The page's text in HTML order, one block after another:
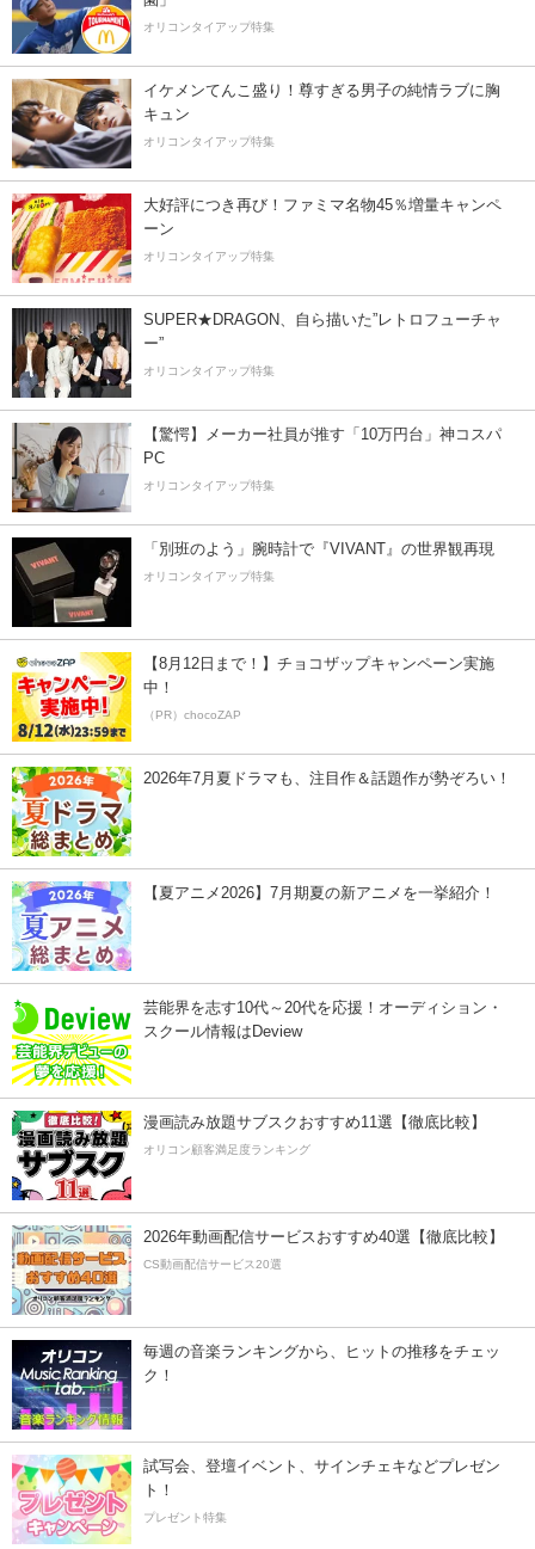
オリコンタイアップ特集
イケメンてんこ盛り！尊すぎる男子の純情ラブに胸
キュン
オリコンタイアップ特集
大好評につき再び！ファミマ名物45％増量キャンペ
ーン
オリコンタイアップ特集
SUPER★DRAGON、自ら描いた”レトロフューチャ
ー”
オリコンタイアップ特集
【驚愕】メーカー社員が推す「10万円台」神コスパ
PC
オリコンタイアップ特集
「別班のよう」腕時計で『VIVANT』の世界観再現
オリコンタイアップ特集
【8月12日まで！】チョコザップキャンペーン実施
中！
（PR）chocoZAP
2026年7月夏ドラマも、注目作＆話題作が勢ぞろい！
【夏アニメ2026】7月期夏の新アニメを一挙紹介！
芸能界を志す10代～20代を応援！オーディション・
スクール情報はDeview
漫画読み放題サブスクおすすめ11選【徹底比較】
オリコン顧客満足度ランキング
2026年動画配信サービスおすすめ40選【徹底比較】
CS動画配信サービス20選
毎週の音楽ランキングから、ヒットの推移をチェッ
ク！
試写会、登壇イベント、サインチェキなどプレゼン
ト！
プレゼント特集